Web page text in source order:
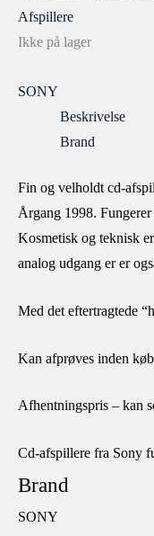
Afspillere
Ikke på lager
SONY
Beskrivelse
Brand
Fin og velholdt cd-
Årgang 1998.
Kosmetisk og teknisk
analog udgang er er
Med det eftertragtede
Kan afprøves inden
Afhentningspris – kan
Cd-afspillere fra Sony
Brand
SONY